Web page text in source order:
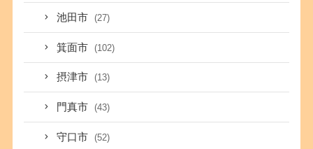
池田市 (27)
箕面市 (102)
摂津市 (13)
門真市 (43)
守口市 (52)